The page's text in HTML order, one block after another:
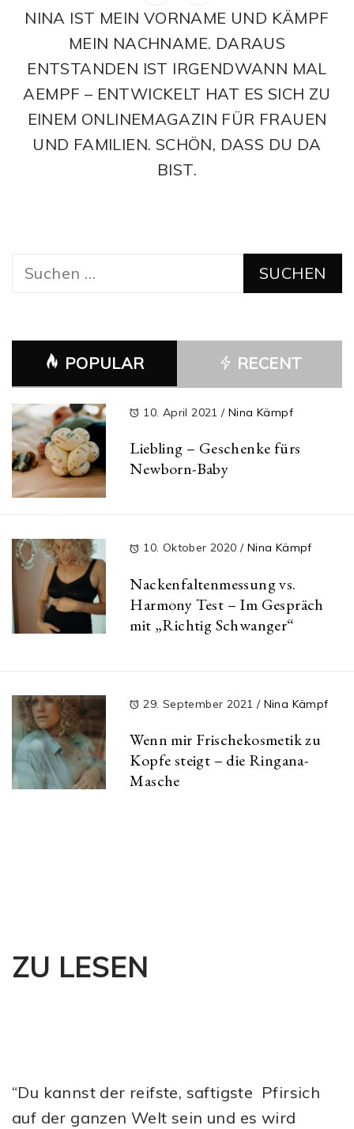
NINA IST MEIN VORNAME UND KÄMPF
MEIN NACHNAME. DARAUS
ENTSTANDEN IST IRGENDWANN MAL
AEMPF – ENTWICKELT HAT ES SICH ZU
EINEM ONLINEMAGAZIN FÜR FRAUEN
UND FAMILIEN. SCHÖN, DASS DU DA
BIST.
Suchen
POPULAR RECENT
10. April 2021/ Nina Kämpf
Liebling – Geschenke fürs
Newborn-Baby
10. Oktober 2020 / Nina Kämpf
Nackenfaltenmessung vs.
Harmony Test – Im Gespräch
mit „Richtig Schwanger“
29. September 2021 / Nina Kämpf
Wenn mir Frischekosmetik zu
Kopfe steigt – die Ringana-
Masche
ZU LESEN
“Du kannst der reifste, saftigste Pfirsich
auf der ganzen Welt sein und es wird